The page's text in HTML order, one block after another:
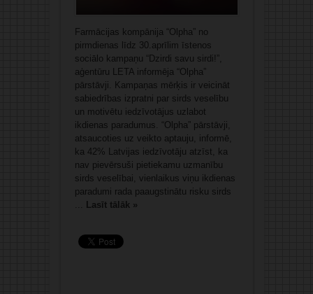
Farmācijas kompānija “Olpha” no
pirmdienas līdz 30.aprīlim īstenos
sociālo kampaņu “Dzirdi savu sirdi!”,
aģentūru LETA informēja “Olpha”
pārstāvji. Kampaņas mērķis ir veicināt
sabiedrības izpratni par sirds veselību
un motivētu iedzīvotājus uzlabot
ikdienas paradumus. “Olpha” pārstāvji,
atsaucoties uz veikto aptauju, informē,
ka 42% Latvijas iedzīvotāju atzīst, ka
nav pievērsuši pietiekamu uzmanību
sirds veselībai, vienlaikus viņu ikdienas
paradumi rada paaugstinātu risku sirds
... Lasīt tālāk »